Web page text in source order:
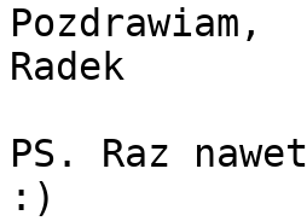
Pozdrawiam,
Radek
PS. Raz
:)